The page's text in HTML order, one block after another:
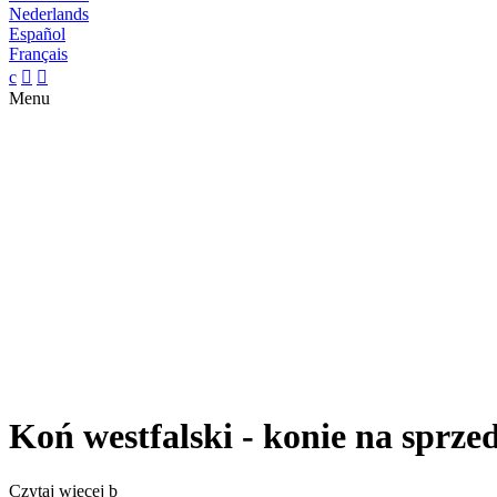
Nederlands
Español
Français
c  
Menu
Koń westfalski - konie na
Czytaj więcej b